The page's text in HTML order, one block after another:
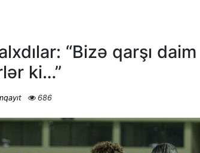
“Bizə qarşı
ki…”
686